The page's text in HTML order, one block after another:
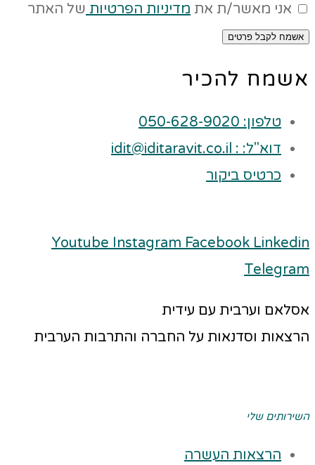
אני מאשר/ת את מדיניות הפרטיות של האתר
אשמח לקבל פרטים
אשמח להכיר
טלפון: 050-628-9020
דוא"ל: : idit@iditaravit.co.il
כרטיס ביקור
Youtube Instagram Facebook Linkedin
Telegram
אסלאם וערבית עם עידית
הרצאות וסדנאות על החברה והתרבות הערבית
השירותים שלי
הרצאות העשרה